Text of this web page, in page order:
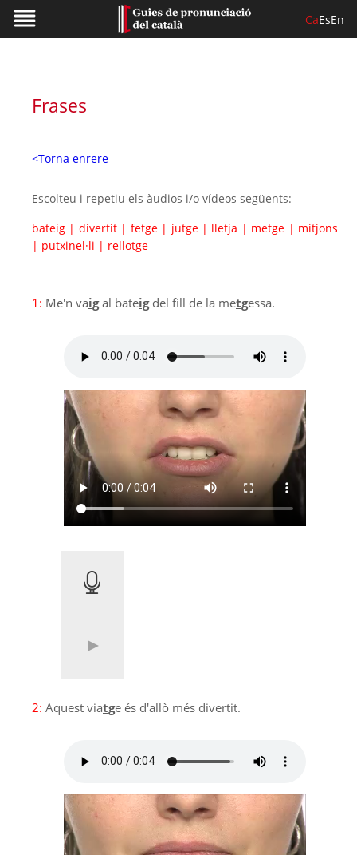
CaEsEn
Frases
<Torna enrere
Escolteu i repetiu els àudios i/o vídeos següents:
bateig | divertit | fetge | jutge | lletja | metge | mitjons
| putxinel·li | rellotge
1: Me'n vaigal bateigdel fill de la metgessa.
2: Aquest viatge és d'allò més divertit.